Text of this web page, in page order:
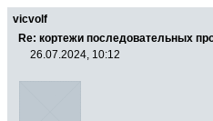
vicvolf
Re: кортежи последовательных
26.07.2024, 10:12